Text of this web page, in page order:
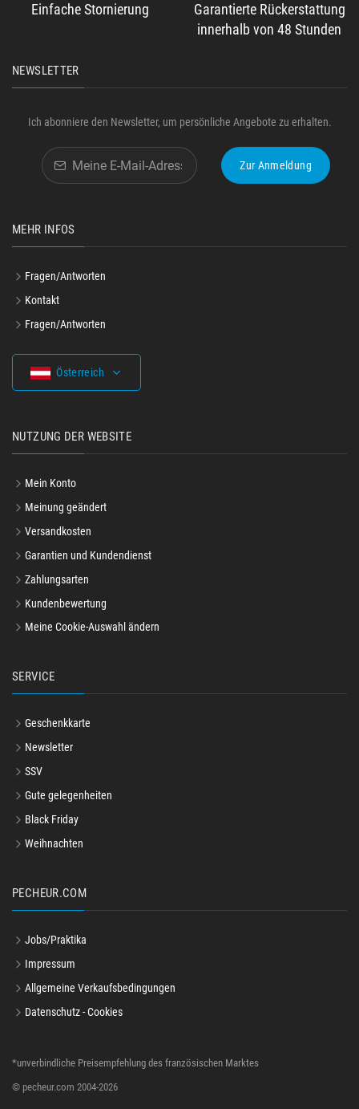
Einfache Stornierung
Garantierte Rückerstattung
innerhalb von 48 Stunden
NEWSLETTER
Ich abonniere den Newsletter, um persönliche Angebote zu erhalten.
Zur Anmeldung
MEHR INFOS
Fragen/Antworten
Kontakt
Fragen/Antworten
Österreich
NUTZUNG DER WEBSITE
Mein Konto
Meinung geändert
Versandkosten
Garantien und Kundendienst
Zahlungsarten
Kundenbewertung
Meine Cookie-Auswahl ändern
SERVICE
Geschenkkarte
Newsletter
SSV
Gute gelegenheiten
Black Friday
Weihnachten
PECHEUR.COM
Jobs/Praktika
Impressum
Allgemeine Verkaufsbedingungen
Datenschutz - Cookies
*unverbindliche Preisempfehlung des französischen Marktes
© pecheur.com 2004-2026